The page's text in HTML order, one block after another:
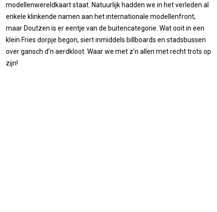
modellenwereldkaart staat. Natuurlijk hadden we in het verleden al
enkele klinkende namen aan het internationale modellenfront,
maar Doutzen is er eentje van de buitencategorie. Wat ooit in een
klein Fries dorpje begon, siert inmiddels billboards en stadsbussen
over gansch d’n aerdkloot. Waar we met z’n allen met recht trots op
zijn!